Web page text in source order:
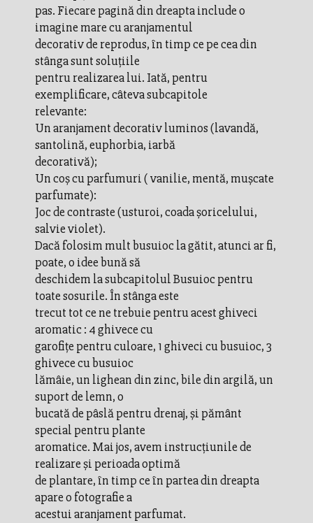
pas. Fiecare pagină din dreapta include o
imagine mare cu aranjamentul
decorativ de reprodus, în timp ce pe cea din
stânga sunt soluțiile
pentru realizarea lui. Iată, pentru
exemplificare, câteva subcapitole
relevante:
Un aranjament decorativ luminos (lavandă,
santolină, euphorbia, iarbă
decorativă);
Un coș cu parfumuri ( vanilie, mentă, mușcate
parfumate):
Joc de contraste (usturoi, coada șoricelului,
salvie violet).
Dacă folosim mult busuioc la gătit, atunci ar fi,
poate, o idee bună să
deschidem la subcapitolul Busuioc pentru
toate sosurile. În stânga este
trecut tot ce ne trebuie pentru acest ghiveci
aromatic : 4 ghivece cu
garofițe pentru culoare, 1 ghiveci cu busuioc, 3
ghivece cu busuioc
lămâie, un lighean din zinc, bile din argilă, un
suport de lemn, o
bucată de pâslă pentru drenaj, și pământ
special pentru plante
aromatice. Mai jos, avem instrucțiunile de
realizare și perioada optimă
de plantare, în timp ce în partea din dreapta
apare o fotografie a
acestui aranjament parfumat.